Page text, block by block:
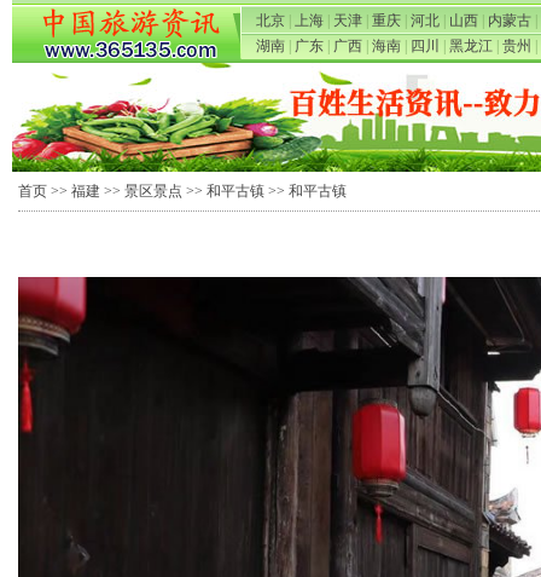
北京 上海 天津 重庆 河北 山西 内蒙古
湖南
广东 广西 海南 四川 黑龙江 贵州
首页 >> 福建 >> 景区景点 >> 和平古镇 >> 和平古镇